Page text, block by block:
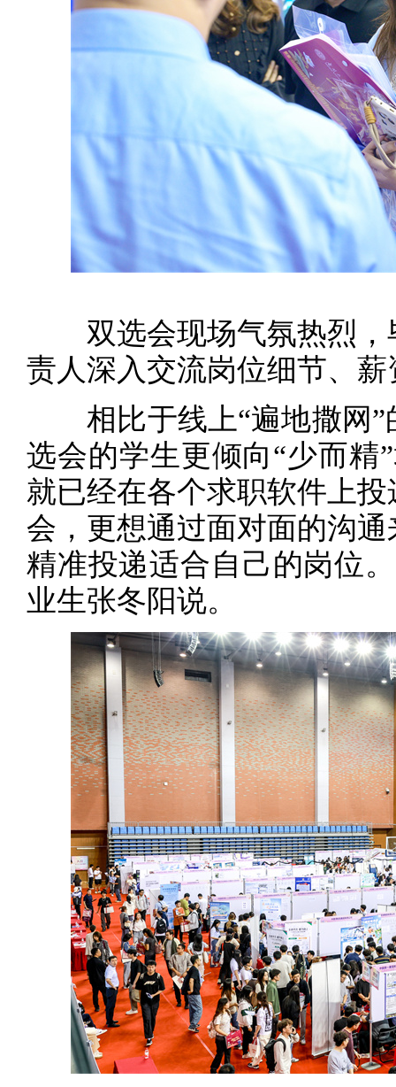
双选会现场气氛热烈，
责人深入交流岗位细节、
相比于线上“遍地撒网”
选会的学生更倾向“少而精
就已经在各个求职软件上
会，更想通过面对面的沟
精准投递适合自己的岗位
业生张冬阳说。